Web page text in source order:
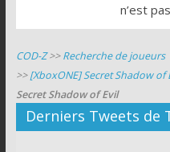
Duty
n’est
COD-Z>>Recherche de joueurs
>>[XboxONE] Secret Shadow of
Secret Shadow of Evil
Derniers Tweets de